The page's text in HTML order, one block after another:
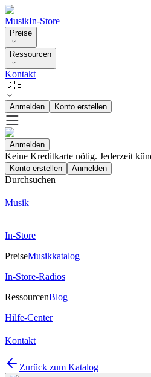
MusikIn-Store
Preise
Ressourcen
Kontakt
🇩🇪
Anmelden Konto erstellen
Anmelden
Keine Kreditkarte nötig. Jederzeit
Konto erstellen Anmelden
Durchsuchen
Musik
In-Store
PreiseMusikkatalog
In-Store-Radios
RessourcenBlog
Hilfe-Center
Kontakt
Zurück zum Katalog